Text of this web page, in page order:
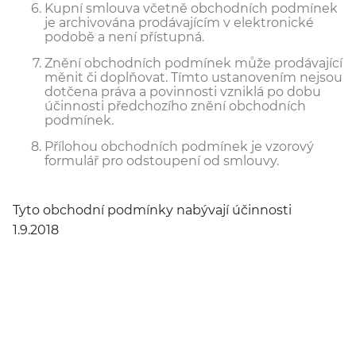
Kupní smlouva včetně obchodních podmínek
je archivována prodávajícím v elektronické
podobě a není přístupná.
Znění obchodních podmínek může prodávající
měnit či doplňovat. Tímto ustanovením nejsou
dotčena práva a povinnosti vzniklá po dobu
účinnosti předchozího znění obchodních
podmínek.
Přílohou obchodních podmínek je vzorový
formulář pro odstoupení od smlouvy.
Tyto obchodní podmínky nabývají účinnosti
1.9.2018